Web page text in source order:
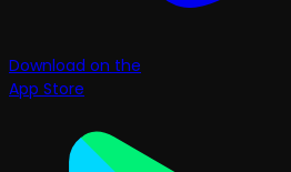
Download on the
App Store